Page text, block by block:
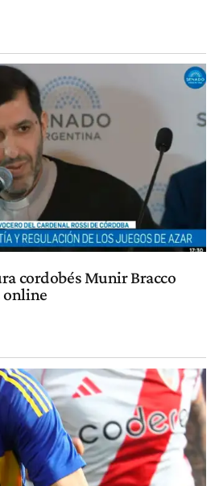
cordobés Munir Bracco
online